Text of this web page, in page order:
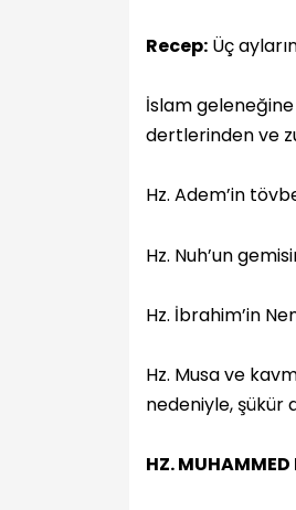
Recep: Üç
İslam
dertlerinden ve
Hz. Adem’in
Hz. Nuh’un
Hz. İbrahim’in
Hz. Musa ve
nedeniyle, şükür
HZ.